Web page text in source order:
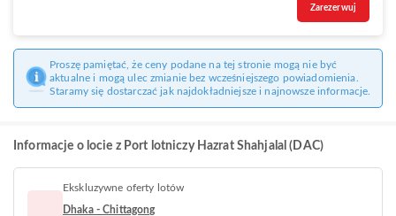
Zarezerwuj
Proszę pamiętać, że ceny podane na tej stronie mogą nie być
aktualne i mogą ulec zmianie bez wcześniejszego powiadomienia.
Staramy się dostarczać jak najdokładniejsze i najnowsze informacje.
Informacje o locie z Port lotniczy Hazrat Shahjalal (DAC)
Ekskluzywne oferty lotów
Dhaka - Chittagong